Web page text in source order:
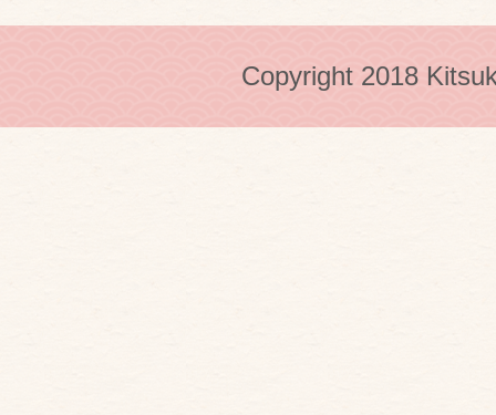
Copyright 2018